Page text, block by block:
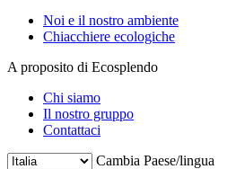
Noi e il nostro ambiente
Chiacchiere ecologiche
A proposito di Ecosplendo
Chi siamo
Il nostro gruppo
Contattaci
Cambia Paese/lingua